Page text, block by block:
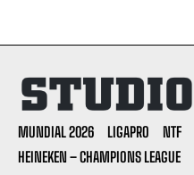
MUNDIAL 2026 LIGAPRO NTF
HEINEKEN – CHAMPIONS LEAGUE